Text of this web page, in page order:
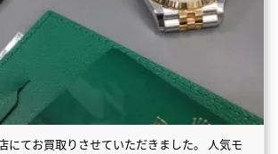
てお買取りさせていただきました。 人気モ